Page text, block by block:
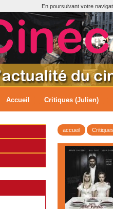
En poursuivant votre
Accueil Critiques (Julien)
accueil